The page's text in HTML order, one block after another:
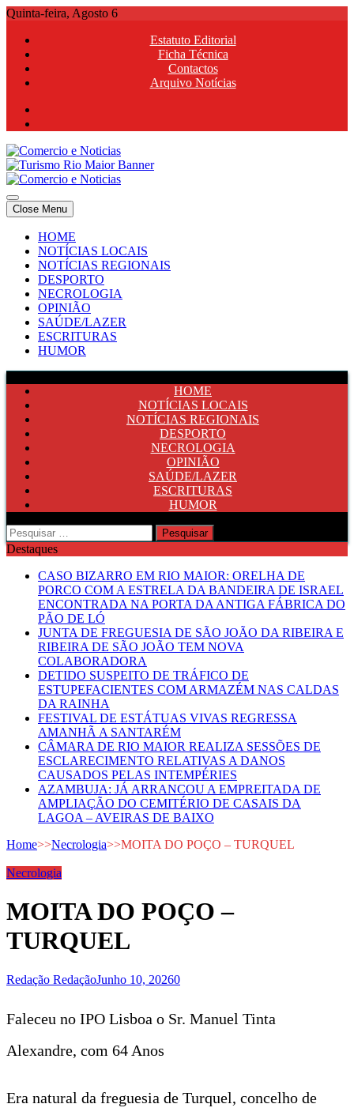
Skip
content
Quinta-feira, Agosto 6
Estatuto Editorial
Ficha Técnica
Contactos
Arquivo Notícias
Comercio e Noticias
Notícias e Publicidade Online
Comercio e Noticias
Notícias e Publicidade Online
Close Menu
HOME
NOTÍCIAS LOCAIS
NOTÍCIAS REGIONAIS
DESPORTO
NECROLOGIA
OPINIÃO
SAÚDE/LAZER
ESCRITURAS
HUMOR
HOME
NOTÍCIAS LOCAIS
NOTÍCIAS REGIONAIS
DESPORTO
NECROLOGIA
OPINIÃO
SAÚDE/LAZER
ESCRITURAS
HUMOR
Pesquisar
por:
Destaques
CASO BIZARRO EM RIO MAIOR: ORELHA DE
PORCO COM A ESTRELA DA BANDEIRA DE ISRAEL
ENCONTRADA NA PORTA DA ANTIGA FÁBRICA DO
PÃO DE LÓ
JUNTA DE FREGUESIA DE SÃO JOÃO DA RIBEIRA E
RIBEIRA DE SÃO JOÃO TEM NOVA
COLABORADORA
DETIDO SUSPEITO DE TRÁFICO DE
ESTUPEFACIENTES COM ARMAZÉM NAS CALDAS
DA RAINHA
FESTIVAL DE ESTÁTUAS VIVAS REGRESSA
AMANHÃ A SANTARÉM
CÂMARA DE RIO MAIOR REALIZA SESSÕES DE
ESCLARECIMENTO RELATIVAS A DANOS
CAUSADOS PELAS INTEMPÉRIES
AZAMBUJA: JÁ ARRANCOU A EMPREITADA DE
AMPLIAÇÃO DO CEMITÉRIO DE CASAIS DA
LAGOA – AVEIRAS DE BAIXO
Home>>Necrologia>>MOITA DO POÇO – TURQUEL
Necrologia
MOITA DO POÇO –
TURQUEL
Redação RedaçãoJunho 10, 20260
Faleceu no IPO Lisboa o Sr. Manuel Tinta
Alexandre, com 64 Anos
Era natural da freguesia de Turquel, concelho de